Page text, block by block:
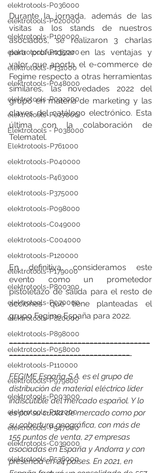
elektrotools-P036000
elektrotools-P020000
elektrotools-P100000
elektrotools-P035000
elektrotools-P131000
elektrotools-P048000
elektrotools-P092000
elektrotools-P027000
Elektrotools - P038000
Elektrotools-P761000
elektrotools-P040000
elektrotools-P463000
elektrotools-P375000
elektrotools-P098000
elektrotools-C049000
elektrotools-C004000
elektrotools-P120000
elektrotools-P179000
elektrotools-P800300
elektrotools-P070000
elektrotools-P820000
elektrotools-P898000
elektrotools-P058000
elektrotools-P110000
elektrotools-P979800
elektrotools-P003000
elektrotools-P122000
elektrotools-P547000
elektrotools-C039000
elektrotools-P536000
Durante la jornada, además de las
visitas a los stands de nuestros
asociados, se realizaron 3 charlas
para profundizar en las ventajas y
valor que aporta el e-commerce de
Fegime respecto a otras herramientas
similares, las novedades 2022 del
grupo en materia de marketing y las
claves del catálogo electrónico. Esta
última con la colaboración de
Telematel.
En definitiva, consideramos este
evento como un prometedor
pistoletazo de salida para el resto de
acciones que tiene planteadas el
grupo Fegime España para 2022.
___________________________________
______________________________
FEGIME España S.A. es el grupo de
distribución de material eléctrico líder
indiscutible del mercado español. Y lo
es por su cuota de mercado como por
su cobertura geográfica, con más de
155 puntos de venta, 27 empresas
asociadas en España y Andorra y con
presencia en 24 países. En 2021, en